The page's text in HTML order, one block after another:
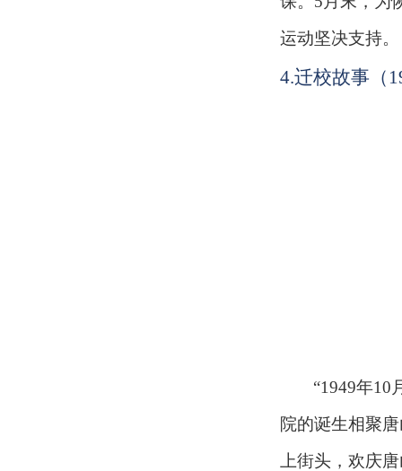
运动坚决支持。
4.迁校故事 （
“1949年10
院的诞生相聚
上街头，欢庆